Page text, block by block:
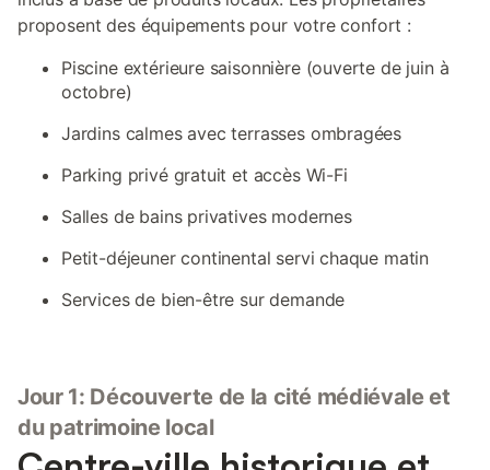
proposent des équipements pour votre confort :
Piscine extérieure saisonnière (ouverte de juin à
octobre)
Jardins calmes avec terrasses ombragées
Parking privé gratuit et accès Wi-Fi
Salles de bains privatives modernes
Petit-déjeuner continental servi chaque matin
Services de bien-être sur demande
Jour 1: Découverte de la cité médiévale et
du patrimoine local